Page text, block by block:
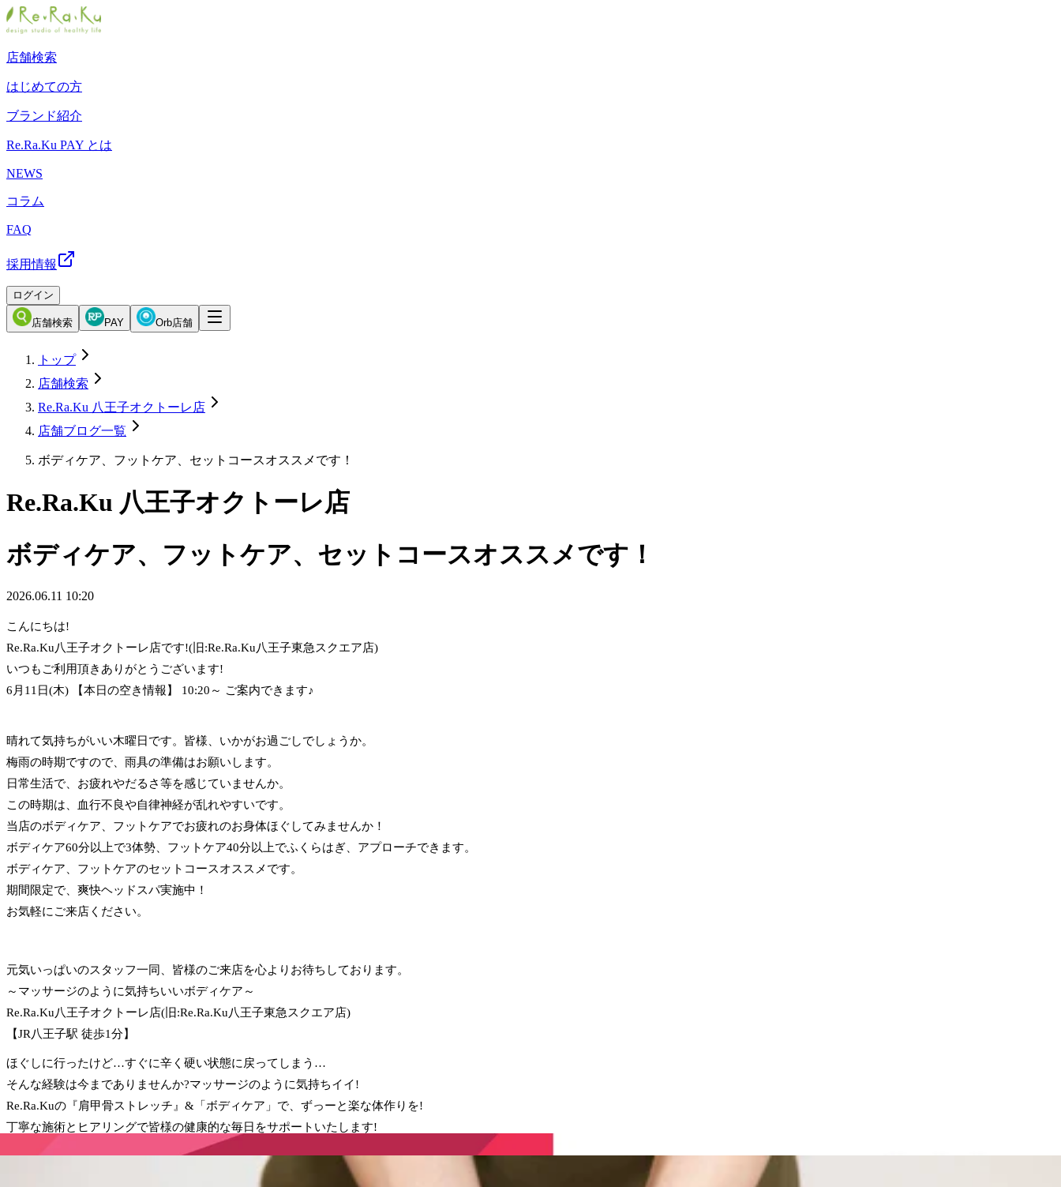
店舗検索
はじめての方
ブランド紹介
Re.Ra.Ku PAY とは
NEWS
コラム
FAQ
採用情報
ログイン
店舗検索 PAY Orb店舗
トップ
店舗検索
Re.Ra.Ku 八王子オクトーレ店
店舗ブログ一覧
ボディケア、フットケア、セットコースオススメです！
Re.Ra.Ku 八王子オクトーレ店
ボディケア、フットケア、セットコースオススメです！
2026.06.11 10:20
こんにちは!
Re.Ra.Ku八王子オクトーレ店です!(旧:Re.Ra.Ku八王子東急スクエア店)
いつもご利用頂きありがとうございます!
6月11日(木) 【本日の空き情報】 10:20～ ご案内できます♪
晴れて気持ちがいい木曜日です。皆様、いかがお過ごしでしょうか。
梅雨の時期ですので、雨具の準備はお願いします。
日常生活で、お疲れやだるさ等を感じていませんか。
この時期は、血行不良や自律神経が乱れやすいです。
当店のボディケア、フットケアでお疲れのお身体ほぐしてみませんか！
ボディケア60分以上で3体勢、フットケア40分以上でふくらはぎ、アプローチできます。
ボディケア、フットケアのセットコースオススメです。
期間限定で、爽快ヘッドスパ実施中！
お気軽にご来店ください。
元気いっぱいのスタッフ一同、皆様のご来店を心よりお待ちしております。
～マッサージのように気持ちいいボディケア～
Re.Ra.Ku八王子オクトーレ店(旧:Re.Ra.Ku八王子東急スクエア店)
【JR八王子駅 徒歩1分】
ほぐしに行ったけど…すぐに辛く硬い状態に戻ってしまう…
そんな経験は今までありませんか?マッサージのように気持ちイイ!
Re.Ra.Kuの『肩甲骨ストレッチ』&「ボディケア」で、ずっーと楽な体作りを!
丁寧な施術とヒアリングで皆様の健康的な毎日をサポートいたします!
【アクセス】
JR八王子駅改札を出て北口方面(右側)に進んでいただき、バスロータリーを挟んで正面に八王子オクトーレがございます。つきましたら8階エスカレーターのぼってすぐです!